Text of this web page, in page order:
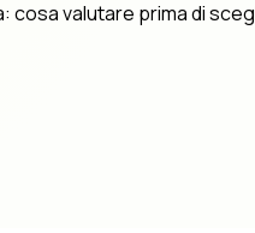
cosa valutare prima di